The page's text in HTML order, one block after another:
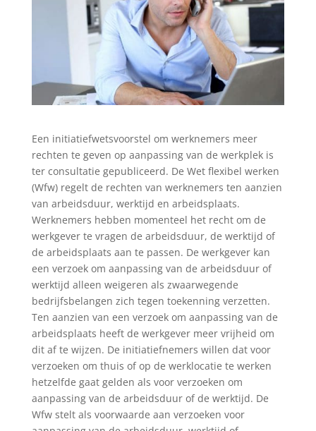
Een initiatiefwetsvoorstel om werknemers meer
rechten te geven op aanpassing van de werkplek is
ter consultatie gepubliceerd. De Wet flexibel werken
(Wfw) regelt de rechten van werknemers ten aanzien
van arbeidsduur, werktijd en arbeidsplaats.
Werknemers hebben momenteel het recht om de
werkgever te vragen de arbeidsduur, de werktijd of
de arbeidsplaats aan te passen. De werkgever kan
een verzoek om aanpassing van de arbeidsduur of
werktijd alleen weigeren als zwaarwegende
bedrijfsbelangen zich tegen toekenning verzetten.
Ten aanzien van een verzoek om aanpassing van de
arbeidsplaats heeft de werkgever meer vrijheid om
dit af te wijzen. De initiatiefnemers willen dat voor
verzoeken om thuis of op de werklocatie te werken
hetzelfde gaat gelden als voor verzoeken om
aanpassing van de arbeidsduur of de werktijd. De
Wfw stelt als voorwaarde aan verzoeken voor